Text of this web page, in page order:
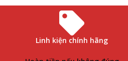
Linh kiện chính hãng